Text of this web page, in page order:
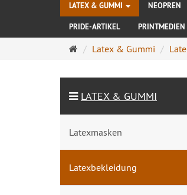
LATEX & GUMMI NEOPREN
PRIDE-ARTIKEL PRINTMEDIEN
Startseite
Latex & Gummi
LATEX & GUMMI
Latexmasken
Latexbekleidung